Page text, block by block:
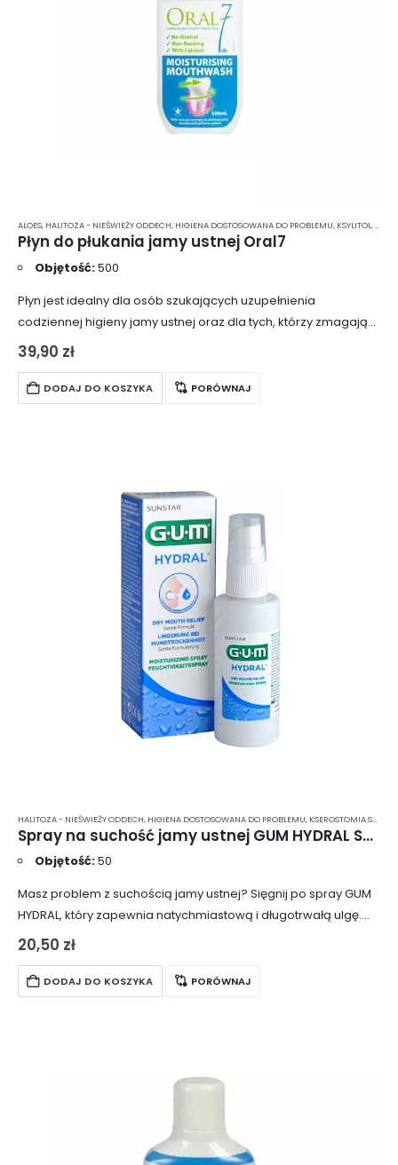
ALOES, HALITOZA - NIEŚWIEŻY ODDECH, HIGIENA DOSTOSOWANA DO PROBLEMU, KSYLITOL,
Płyn do płukania jamy ustnej Oral7
Objętość:500
Płyn jest idealny dla osób szukających uzupełnienia
codziennej higieny jamy ustnej oraz dla tych, którzy zmagają
się z kserostomią. Duża, półlitrowa butelka produktu zapewnia
długotrwałe użytkowanie.
39,90 zł
DODAJ DO KOSZYKA PORÓWNAJ
HALITOZA - NIEŚWIEŻY ODDECH, HIGIENA DOSTOSOWANA DO PROBLEMU, KSEROSTOMIA SUCHOŚĆ JAMY USTNEJ
Spray na suchość jamy ustnej GUM HYDRAL Spray 50 ml
Objętość:50
Masz problem z suchością jamy ustnej? Sięgnij po spray GUM
HYDRAL, który zapewnia natychmiastową i długotrwałą ulgę.
Doskonale sprawdza się zarówno w pracy, jak i podczas
20,50 zł
DODAJ DO KOSZYKA PORÓWNAJ